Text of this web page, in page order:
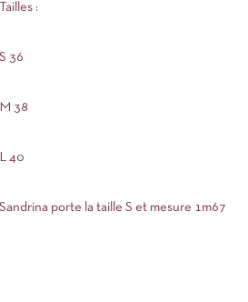
Tailles :
S 36
M 38
L 40
Sandrina porte la taille S et mesure 1m67